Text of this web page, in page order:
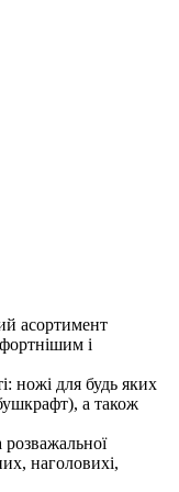
асортимент
і
ножі для будь яких
а також
наголовихі,